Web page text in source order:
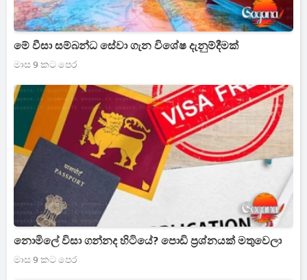
මේ වීසා සම්බන්ධ සේවා ගැන විශේෂ දැනුම්දීමක්
මාස 9 කට පෙර
නොමිලේ විසා ගන්නද හිටියේ? පොඩි ප්‍රශ්නයක් මතුවෙලා
මාස 9 කට පෙර